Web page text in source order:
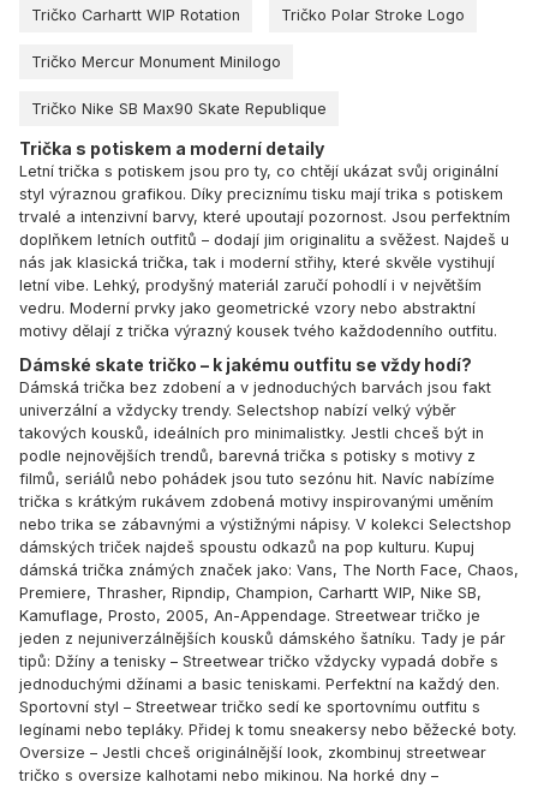
Tričko Carhartt WIP Rotation Tričko Polar Stroke Logo
Tričko Mercur Monument Minilogo
Tričko Nike SB Max90 Skate Republique
Trička s potiskem a moderní detaily
Letní trička s potiskem jsou pro ty, co chtějí ukázat svůj originální
styl výraznou grafikou. Díky preciznímu tisku mají trika s potiskem
trvalé a intenzivní barvy, které upoutají pozornost. Jsou perfektním
doplňkem letních outfitů – dodají jim originalitu a svěžest. Najdeš u
nás jak klasická trička, tak i moderní střihy, které skvěle vystihují
letní vibe. Lehký, prodyšný materiál zaručí pohodlí i v největším
vedru. Moderní prvky jako geometrické vzory nebo abstraktní
motivy dělají z trička výrazný kousek tvého každodenního outfitu.
Dámské skate tričko – k jakému outfitu se vždy hodí?
Dámská trička bez zdobení a v jednoduchých barvách jsou fakt
univerzální a vždycky trendy. Selectshop nabízí velký výběr
takových kousků, ideálních pro minimalistky. Jestli chceš být in
podle nejnovějších trendů, barevná trička s potisky s motivy z
filmů, seriálů nebo pohádek jsou tuto sezónu hit. Navíc nabízíme
trička s krátkým rukávem zdobená motivy inspirovanými uměním
nebo trika se zábavnými a výstižnými nápisy. V kolekci Selectshop
dámských triček najdeš spoustu odkazů na pop kulturu. Kupuj
dámská trička známých značek jako: Vans, The North Face, Chaos,
Premiere, Thrasher, Ripndip, Champion, Carhartt WIP, Nike SB,
Kamuflage, Prosto, 2005, An-Appendage. Streetwear tričko je
jeden z nejuniverzálnějších kousků dámského šatníku. Tady je pár
tipů: Džíny a tenisky – Streetwear tričko vždycky vypadá dobře s
jednoduchými džínami a basic teniskami. Perfektní na každý den.
Sportovní styl – Streetwear tričko sedí ke sportovnímu outfitu s
legínami nebo tepláky. Přidej k tomu sneakersy nebo běžecké boty.
Oversize – Jestli chceš originálnější look, zkombinuj streetwear
tričko s oversize kalhotami nebo mikinou. Na horké dny –